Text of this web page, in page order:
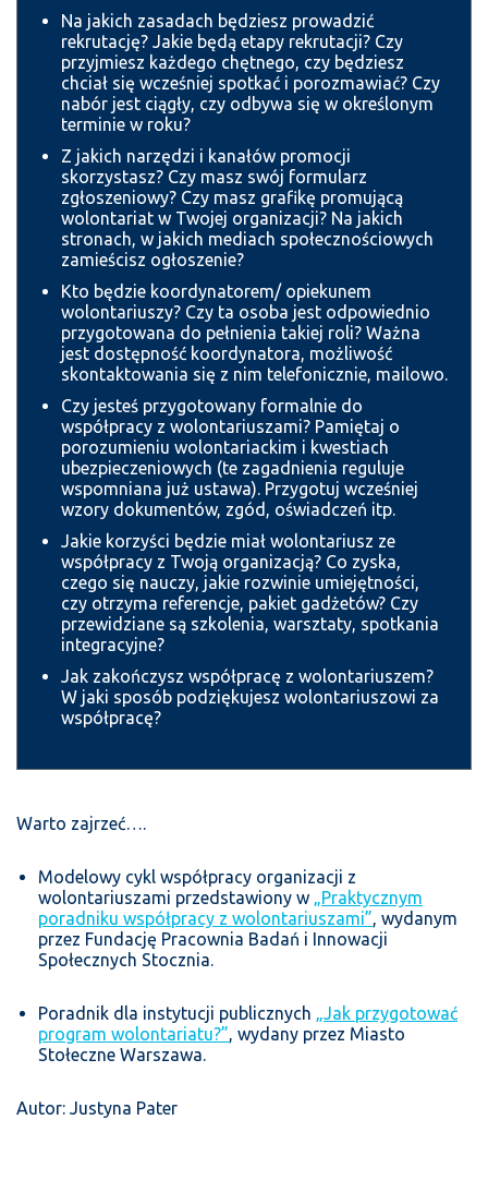
Na jakich zasadach będziesz prowadzić
rekrutację? Jakie będą etapy rekrutacji? Czy
przyjmiesz każdego chętnego, czy będziesz
chciał się wcześniej spotkać i porozmawiać? Czy
nabór jest ciągły, czy odbywa się w określonym
terminie w roku?
Z jakich narzędzi i kanałów promocji
skorzystasz? Czy masz swój formularz
zgłoszeniowy? Czy masz grafikę promującą
wolontariat w Twojej organizacji? Na jakich
stronach, w jakich mediach społecznościowych
zamieścisz ogłoszenie?
Kto będzie koordynatorem/ opiekunem
wolontariuszy? Czy ta osoba jest odpowiednio
przygotowana do pełnienia takiej roli? Ważna
jest dostępność koordynatora, możliwość
skontaktowania się z nim telefonicznie, mailowo.
Czy jesteś przygotowany formalnie do
współpracy z wolontariuszami? Pamiętaj o
porozumieniu wolontariackim i kwestiach
ubezpieczeniowych (te zagadnienia reguluje
wspomniana już ustawa). Przygotuj wcześniej
wzory dokumentów, zgód, oświadczeń itp.
Jakie korzyści będzie miał wolontariusz ze
współpracy z Twoją organizacją? Co zyska,
czego się nauczy, jakie rozwinie umiejętności,
czy otrzyma referencje, pakiet gadżetów? Czy
przewidziane są szkolenia, warsztaty, spotkania
integracyjne?
Jak zakończysz współpracę z wolontariuszem?
W jaki sposób podziękujesz wolontariuszowi za
współpracę?
Warto zajrzeć….
Modelowy cykl współpracy organizacji z
wolontariuszami przedstawiony w „Praktycznym
poradniku współpracy z wolontariuszami”, wydanym
przez Fundację Pracownia Badań i Innowacji
Społecznych Stocznia.
Poradnik dla instytucji publicznych „Jak przygotować
program wolontariatu?”, wydany przez Miasto
Stołeczne Warszawa.
Autor: Justyna Pater